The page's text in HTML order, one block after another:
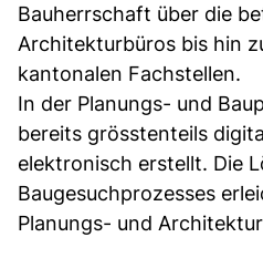
Bauherrschaft über die
Architekturbüros bis hin
kantonalen Fachstellen.
In der Planungs- und
bereits grösstenteils
elektronisch erstellt. Die
Baugesuchprozesses
Planungs- und